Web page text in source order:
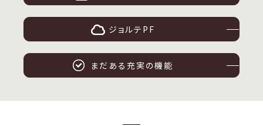
ジョルテPF
まだある充実の機能